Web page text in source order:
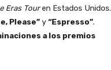
Eras Touren Estados Unidos.
Please” y “Espresso”.
a los premios